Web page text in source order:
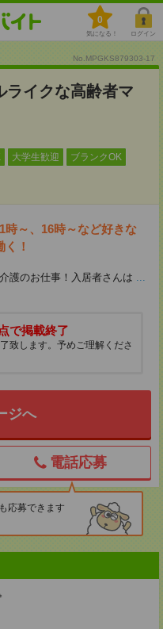
0
気になる！ ログイン
No.MPGKS879303-17
ライクな高齢者マ
大学生歓迎 ブランクOK
時～、16時～など好きな
！
護のお仕事！入居者さんは ...
で掲載終了
致します。予めご理解くださ
ジへ
電話応募
応募できます